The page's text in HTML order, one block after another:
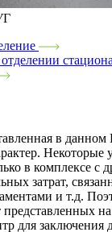
в данном
Некоторые
в комплексе с
затрат,
и т.д.
представленных
для заключения